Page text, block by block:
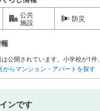
公共
施設 防災
公開されています。小学校が1件
からマンション・アパートを探す
ンです